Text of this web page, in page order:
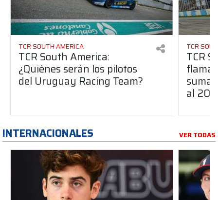
TCR SOUTH AMERICA
TCR South America:
¿Quiénes serán los pilotos
del Uruguay Racing Team?
TCR
TCR
suma
al
INTERNACIONALES VER TODAS